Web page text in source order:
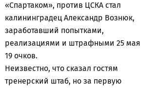
«Спартаком», против ЦСКА стал
калининградец Александр Вознюк,
заработавший попытками,
реализациями и штрафными 25 мая
19 очков.
Неизвестно, что сказал гостям
тренерский штаб, но за первую